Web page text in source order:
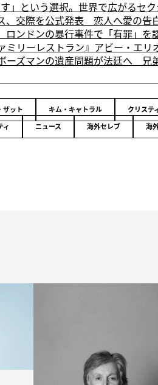
す」という選択。世界で広がるセ
、交際を公式発表 恋人へ愛の告
ロンドンの暴行事件で「有罪」を
ミリーレストラン』アビー・エリ
ーズマンの遺産問題が法廷へ 兄
ザット キム・キャトラル
クリステ
ィ
ニュース 海外セレブ 海